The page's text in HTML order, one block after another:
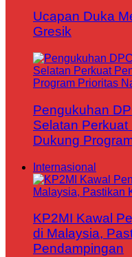
Ucapan Duka
Gresik
Pengukuhan
Selatan
Dukung
Internasional
KP2MI Kawal
di Malaysia,
Pendampingan